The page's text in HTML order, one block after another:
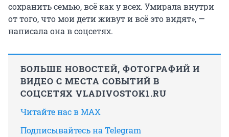
сохранить семью, всё как у всех. Умирала внутри
от того, что мои дети живут и всё это видят», —
написала она в соцсетях.
БОЛЬШЕ НОВОСТЕЙ, ФОТОГРАФИЙ И
ВИДЕО С МЕСТА СОБЫТИЙ В
СОЦСЕТЯХ VLADIVOSTOK1.RU
Читайте нас в MAX
Подписывайтесь на Telegram